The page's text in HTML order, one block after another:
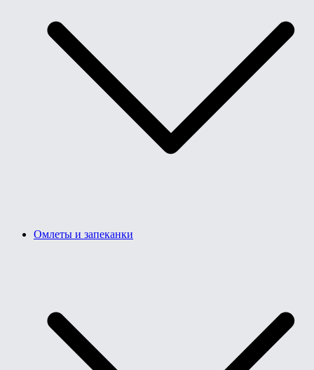
Омлеты и запеканки